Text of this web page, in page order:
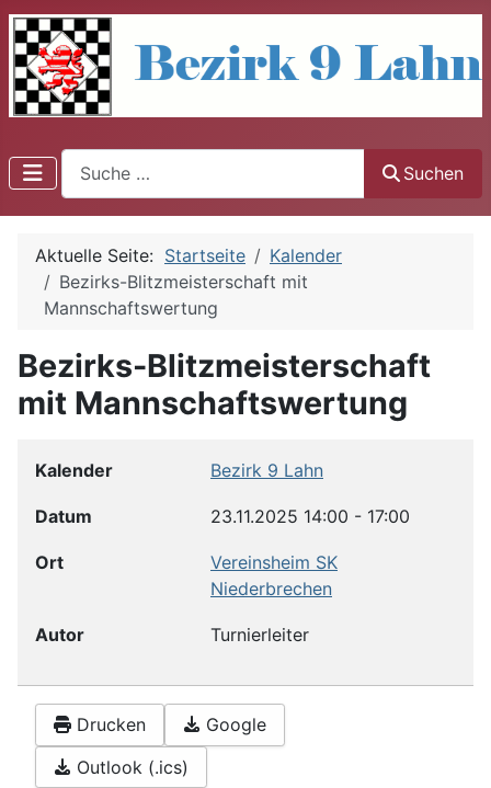
Suchen
Suchen
Aktuelle Seite: Startseite
Kalender
Bezirks-Blitzmeisterschaft mit
Mannschaftswertung
Bezirks-Blitzmeisterschaft
mit Mannschaftswertung
Kalender Bezirk 9 Lahn
Datum 23.11.2025 14:00 - 17:00
Ort
Vereinsheim SK
Niederbrechen
Autor Turnierleiter
Drucken
Google
Outlook (.ics)